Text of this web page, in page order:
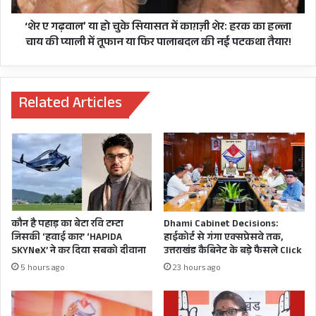
चयन एवं आगणन हेतु प्रस्ताव तैयार कर लिया जाए।
अभिनव कुमार ने कहा कि ई-ऑफिस के रूप में विभाग का
ढ़ाचा और अधिकांश सुविधाएं डिजिटल प्लेटफॉर्म पर
उपलब्ध कराया जाए।
बैठक में महानिदेशक सूचना रणवीर सिंह चौहान ने कहा
कि वेबसाइट व अन्य माध्यम से नई प्रेस मान्यता
नियमावली निर्माण के लिए आम सुझाव लिया जा रहा है।
इसी प्रकार नई फिल्म नीति बनने के पूर्व सम्बन्धित स्टेक
होल्डर से सुझाव लिए जाएंगे। उन्होंने कहा कि पत्रकार
कल्याण कोष के सम्बन्ध में शीघ्र ही मुख्यमंत्री के साथ
बैठक प्रस्तावित है।
इस अवसर पर अपर निदेशक डॉ॰ अनिल चन्दोला, संयुक्त
निदेशक आशिष त्रिपाठी एवं के॰एस॰ चौहान, उपनिदेशक
पढ़ाई
काग़ज़ी
हरक
हल्ला
की
प्याली
में
तूफान
या
फिर
पालाबदल
की
नई
पटकथा
तैयार!
‘शेर ए गढ़वाल’ या हो चुके सियासत में काग़ज़ी शेर: हरक का हल्ला
चाय की प्याली में तूफान या फिर पालाबदल की नई पटकथा तैयार!
Related Articles
कौन है पहाड़ का बेटा रवि टम्टा
जिसकी ‘हवाई कार’ ‘HAPIDA
SKYNeX’ ने कर दिया सबको दीवाना
5 hours ago
Dhami Cabinet Decisions:
हाईकोर्ट से गंगा एक्सप्रेसवे तक,
उत्तराखंड कैबिनेट के बड़े फैसले Click
23 hours ago